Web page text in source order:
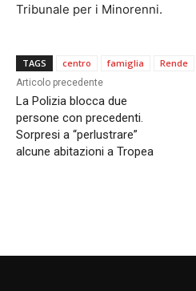
Tribunale per i Minorenni.
TAGS centro famiglia Rende
Articolo precedente
La Polizia blocca due
persone con precedenti.
Sorpresi a “perlustrare”
alcune abitazioni a Tropea